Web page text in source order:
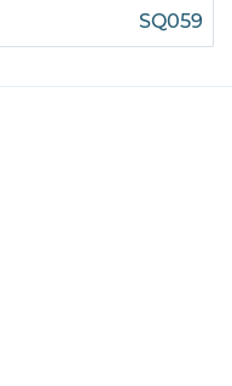
SQ059